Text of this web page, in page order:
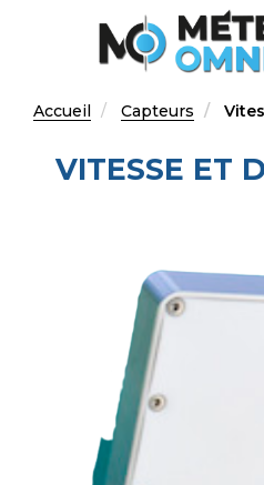
Accueil Capteurs
VITESSE ET